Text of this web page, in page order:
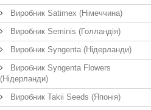
Виробник Satimex (Німеччина)
Виробник Seminis (Голландія)
Виробник Syngenta (Нідерланди)
Виробник Syngenta Flowers
(Нідерланди)
Виробник Takii Seeds (Японія)